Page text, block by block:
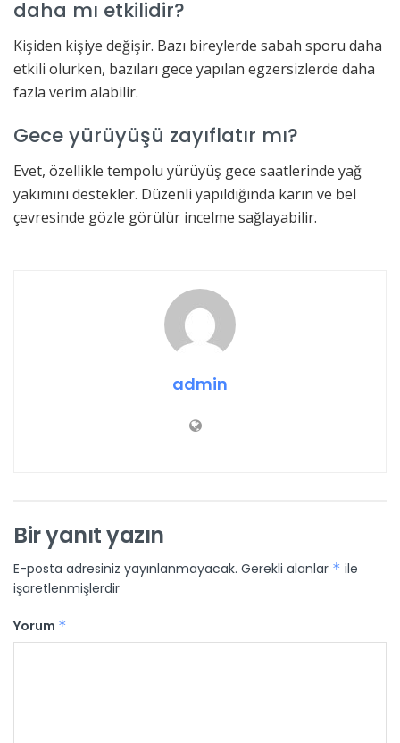
daha mı etkilidir?
Kişiden kişiye değişir. Bazı bireylerde sabah sporu daha
etkili olurken, bazıları gece yapılan egzersizlerde daha
fazla verim alabilir.
Gece yürüyüşü zayıflatır mı?
Evet, özellikle tempolu yürüyüş gece saatlerinde yağ
yakımını destekler. Düzenli yapıldığında karın ve bel
çevresinde gözle görülür incelme sağlayabilir.
admin
Bir yanıt yazın
E-posta adresiniz yayınlanmayacak. Gerekli alanlar * ile
işaretlenmişlerdir
Yorum *